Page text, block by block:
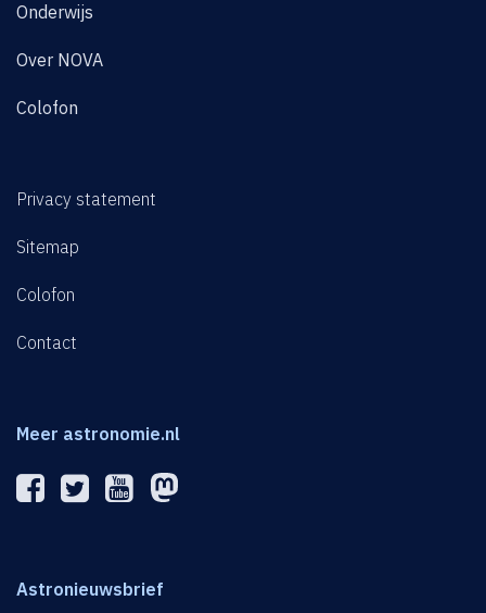
Onderwijs
Over NOVA
Colofon
Privacy statement
Sitemap
Colofon
Contact
Meer astronomie.nl
Astronieuwsbrief